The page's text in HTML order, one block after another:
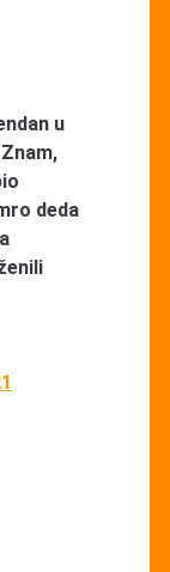
u
deda